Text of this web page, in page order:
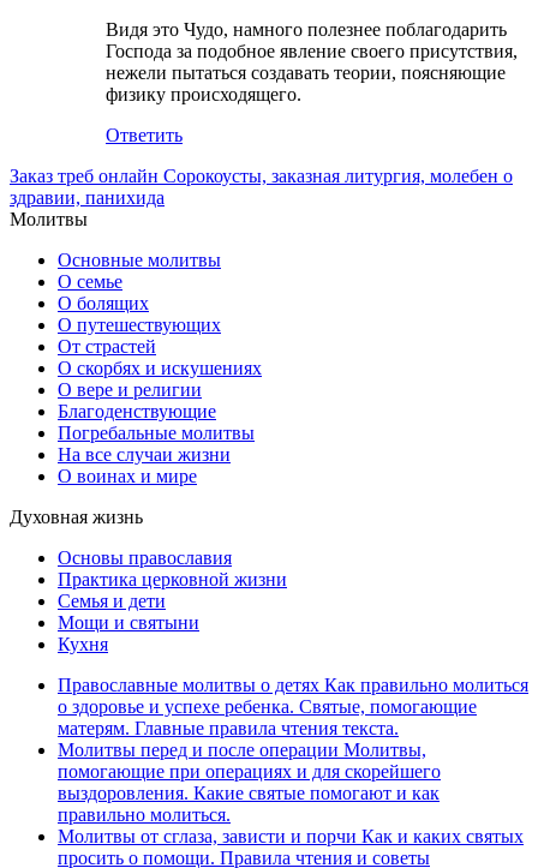
Видя это Чудо, намного полезнее поблагодарить
Господа за подобное явление своего присутствия,
нежели пытаться создавать теории, поясняющие
физику происходящего.
Ответить
Заказ треб онлайн Сорокоусты, заказная литургия, молебен о
здравии, панихида
Молитвы
Основные молитвы
О семье
О болящих
О путешествующих
От страстей
О скорбях и искушениях
О вере и религии
Благоденствующие
Погребальные молитвы
На все случаи жизни
О воинах и мире
Духовная жизнь
Основы православия
Практика церковной жизни
Семья и дети
Мощи и святыни
Кухня
Православные молитвы о детях Как правильно молиться
о здоровье и успехе ребенка. Святые, помогающие
матерям. Главные правила чтения текста.
Молитвы перед и после операции Молитвы,
помогающие при операциях и для скорейшего
выздоровления. Какие святые помогают и как
правильно молиться.
Молитвы от сглаза, зависти и порчи Как и каких святых
просить о помощи. Правила чтения и советы